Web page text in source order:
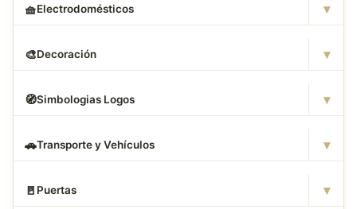
🧺Electrodomésticos ▾
🎨Decoración ▾
🧭Simbologias Logos ▾
🚗Transporte y Vehículos ▾
🚪 Puertas ▾